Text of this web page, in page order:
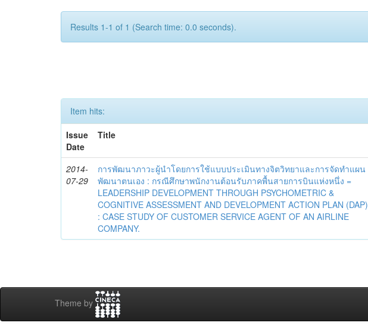
Results 1-1 of 1 (Search time: 0.0 seconds).
Item hits:
Issue
Date
Title
2014-
07-29
การพัฒนาภาวะผู้นำโดยการใช้แบบประเมินทางจิตวิทยาและการจัดทำแผน
พัฒนาตนเอง : กรณีศึกษาพนักงานต้อนรับภาคพื้นสายการบินแห่งหนึ่ง =
LEADERSHIP DEVELOPMENT THROUGH PSYCHOMETRIC &
COGNITIVE ASSESSMENT AND DEVELOPMENT ACTION PLAN (DAP)
: CASE STUDY OF CUSTOMER SERVICE AGENT OF AN AIRLINE
COMPANY.
Theme by